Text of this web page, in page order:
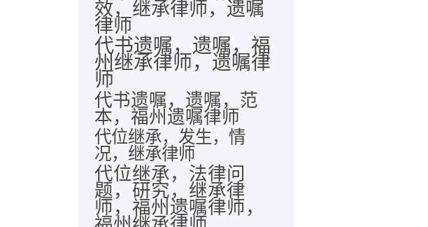
效，继承律师，遗嘱
律师
代书遗嘱，遗嘱，福
州继承律师，遗嘱律
师
代书遗嘱，遗嘱，范
本，福州遗嘱律师
代位继承，发生，情
况，继承律师
代位继承，法律问
题，研究，继承律
师，福州遗嘱律师，